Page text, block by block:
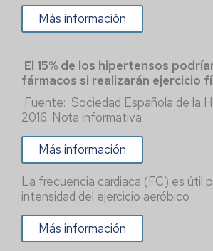
Más información
El 15% de los hipertensos
fármacos si realizarán ejercicio
Fuente: Sociedad Española de la
2016. Nota informativa
Más información
La frecuencia cardiaca (FC) es útil
intensidad del ejercicio aeróbico
Más información